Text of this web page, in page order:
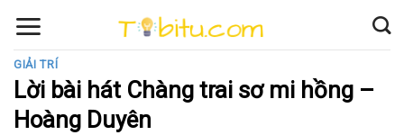
content
GIẢI TRÍ
Lời bài hát Chàng trai sơ mi hồng –
Hoàng Duyên